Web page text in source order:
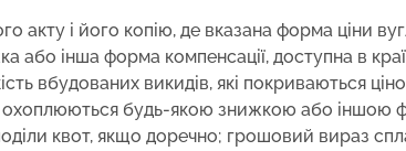
акту і його копію, де вказана форма ціни
або інша форма компенсації, доступна в
вбудованих викидів, які покриваються
охоплюються будь-якою знижкою або
квот, якщо доречно; грошовий вираз